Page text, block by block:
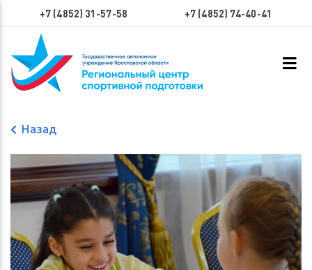
+7 (4852) 31-57-58 +7 (4852) 74-40-41
Назад